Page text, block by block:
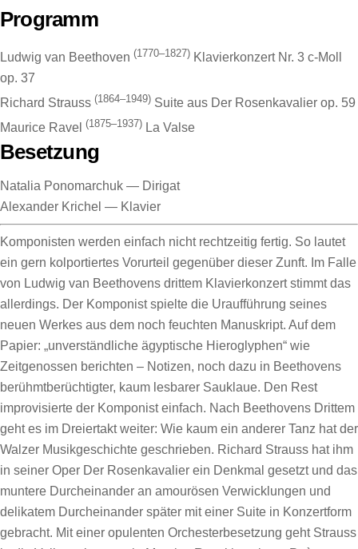
Programm
Ludwig van Beethoven (1770–1827) Klavierkonzert Nr. 3 c-Moll
op. 37
Richard Strauss (1864–1949) Suite aus Der Rosenkavalier op. 59
Maurice Ravel (1875–1937) La Valse
Besetzung
Natalia Ponomarchuk — Dirigat
Alexander Krichel — Klavier
Komponisten werden einfach nicht rechtzeitig fertig. So lautet
ein gern kolportiertes Vorurteil gegenüber dieser Zunft. Im Falle
von Ludwig van Beethovens drittem Klavierkonzert stimmt das
allerdings. Der Komponist spielte die Uraufführung seines
neuen Werkes aus dem noch feuchten Manuskript. Auf dem
Papier: „unverständliche ägyptische Hieroglyphen“ wie
Zeitgenossen berichten – Notizen, noch dazu in Beethovens
berühmtberüchtigter, kaum lesbarer Sauklaue. Den Rest
improvisierte der Komponist einfach. Nach Beethovens Drittem
geht es im Dreiertakt weiter: Wie kaum ein anderer Tanz hat der
Walzer Musikgeschichte geschrieben. Richard Strauss hat ihm
in seiner Oper Der Rosenkavalier ein Denkmal gesetzt und das
muntere Durcheinander an amourösen Verwicklungen und
delikatem Durcheinander später mit einer Suite in Konzertform
gebracht. Mit einer opulenten Orchesterbesetzung geht Strauss